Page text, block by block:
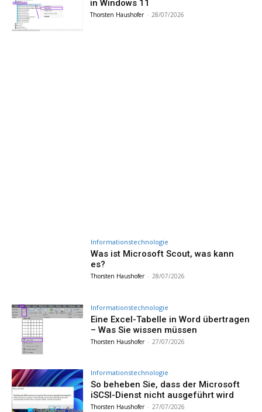
in Windows 11
Thorsten Haushofer - 28/07/2026
Informationstechnologie
Was ist Microsoft Scout, was kann
es?
Thorsten Haushofer - 28/07/2026
Informationstechnologie
Eine Excel-Tabelle in Word übertragen
– Was Sie wissen müssen
Thorsten Haushofer - 27/07/2026
Informationstechnologie
So beheben Sie, dass der Microsoft
iSCSI-Dienst nicht ausgeführt wird
Thorsten Haushofer - 27/07/2026